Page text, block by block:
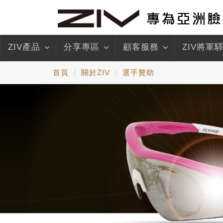
ZIV產品 分享專區 顧客服務 ZIV將軍
首頁 關於ZIV 選手贊助